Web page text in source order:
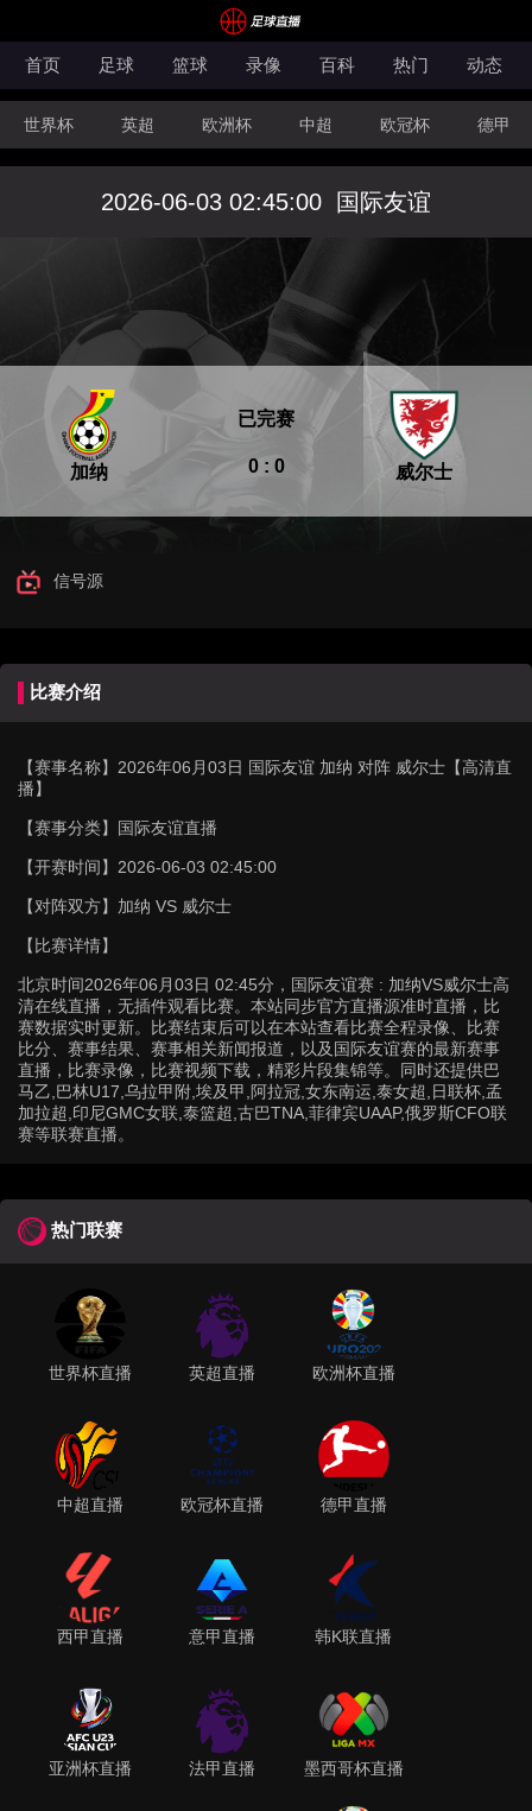
首页 足球 篮球 录像 百科 热门 动态
世界杯 英超 欧洲杯 中超 欧冠杯 德甲
CBA FIBA洲际杯
2026-06-03 02:45:00 国际友谊
加纳 0 : 0
已完赛
威尔士
信号源
比赛介绍
【赛事名称】 2026年06月03日 国际友谊 加纳 对阵 威尔士【高清直
播】
【赛事分类】 国际友谊直播
【开赛时间】 2026-06-03 02:45:00
【对阵双方】 加纳 VS 威尔士
【比赛详情】
北京时间2026年06月03日 02:45分，国际友谊赛 : 加纳VS威尔士高
清在线直播，无插件观看比赛。本站同步官方直播源准时直播，比
赛数据实时更新。比赛结束后可以在本站查看比赛全程录像、比赛
比分、赛事结果、赛事相关新闻报道，以及国际友谊赛的最新赛事
直播，比赛录像，比赛视频下载，精彩片段集锦等。同时还提供巴
马乙,巴林U17,乌拉甲附,埃及甲,阿拉冠,女东南运,泰女超,日联杯,孟
加拉超,印尼GMC女联,泰篮超,古巴TNA,菲律宾UAAP,俄罗斯CFO联
赛等联赛直播。
热门联赛
世界杯直播 英超直播 欧洲杯直播
中超直播 欧冠杯直播 德甲直播
西甲直播 意甲直播 韩K联直播
亚洲杯直播 法甲直播 墨西哥杯直播